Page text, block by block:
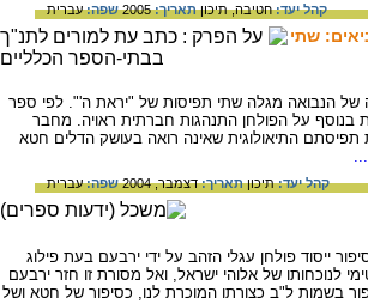
קהל יעד:חטיבה,תיכוןתאריך:2005 שפה:עברית
שתי
של הנבואה מגלה שתי תפיסות של "יראת ה'". לפי ספר
בנוסף על הפולחן התנהגות חברתית ראויה. מחבר
התיאולוגית שאינה רואה בעושק הדלים חטא
קהל יעד:תיכוןתאריך:דצמבר, 2004 שפה:עברית
ייסוד פולחן עגלי הזהב על ידי ירבעם בעת פילוג
של אלוהי ישראל, ואל מסורת זו חזר ירבעם
בשמות ל"ב כצורתו המוכרת לנו, כסיפור של חטא ושל